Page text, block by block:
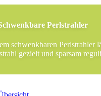
Perlstrahler
schwenkbaren Perlstrahler
gezielt und sparsam